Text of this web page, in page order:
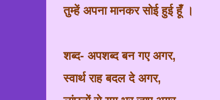
तुम्हें अपना मानकर सोई हुईहूँ।
शब्द- अपशब्द बन गए अगर,
स्वार्थ राह बदल दे अगर,